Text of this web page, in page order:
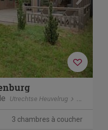
Utrechtse Heuvelrug Doorn
3 chambres à coucher